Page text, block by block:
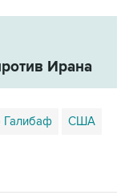
Ирана
Галибаф США